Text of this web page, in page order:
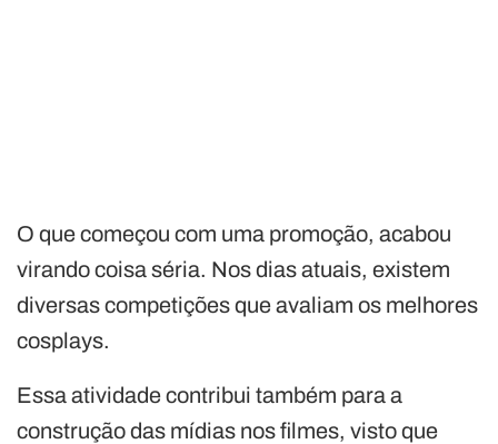
O que começou com uma promoção, acabou
virando coisa séria. Nos dias atuais, existem
diversas competições que avaliam os melhores
cosplays.
Essa atividade contribui também para a
construção das mídias nos filmes, visto que